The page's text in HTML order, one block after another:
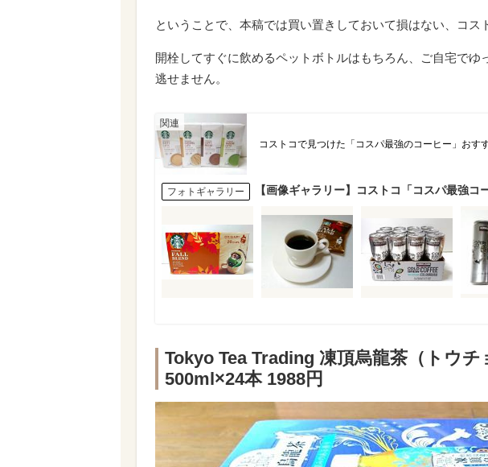
ということで、本稿では買い置きしておいて損はない、コス
開栓してすぐに飲めるペットボトルはもちろん、ご自宅でゆ
逃せません。
コストコで見つけた「コスパ最強のコーヒー」おす
フォトギャラリー 【画像ギャラリー】コストコ「コスパ最強コ
Tokyo Tea Trading 凍頂烏龍茶（トウチ
500ml×24本 1988円